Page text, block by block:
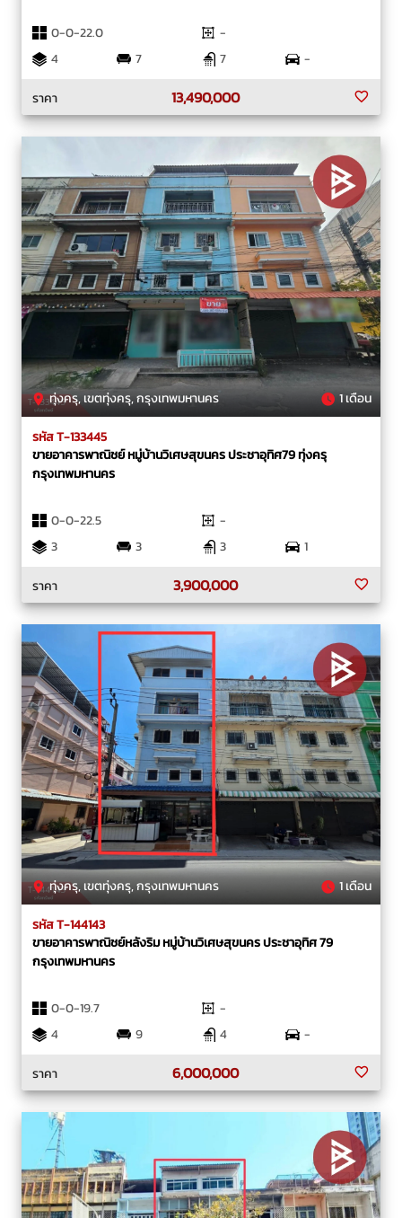
0-0-22.0
-
4
7 7
-
ราคา
13,490,000
ทุ่งครุ, เขตทุ่งครุ, กรุงเทพมหานคร 1 เดือน
รหัส T-133445
ขายอาคารพาณิชย์ หมู่บ้านวิเศษสุขนคร ประชาอุทิศ79 ทุ่งครุ
กรุงเทพมหานคร
0-0-22.5
-
3
3 3
1
ราคา
3,900,000
ทุ่งครุ, เขตทุ่งครุ, กรุงเทพมหานคร 1 เดือน
รหัส T-144143
ขายอาคารพาณิชย์หลังริม หมู่บ้านวิเศษสุขนคร ประชาอุทิศ 79
กรุงเทพมหานคร
0-0-19.7
-
4
9 4
-
ราคา
6,000,000